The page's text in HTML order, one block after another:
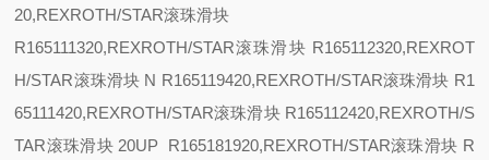
20,REXROTH/STAR滚珠滑块
R165111320,REXROTH/STAR滚珠滑块 R165112320,REXROT
H/STAR滚珠滑块 N R165119420,REXROTH/STAR滚珠滑块 R1
65111420,REXROTH/STAR滚珠滑块 R165112420,REXROTH/S
TAR滚珠滑块 20UP R165181920,REXROTH/STAR滚珠滑块 R